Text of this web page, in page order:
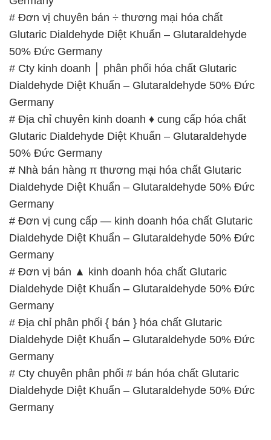
Germany
# Địa chỉ phân phối { bán } hóa chất Glutaric
Dialdehyde Diệt Khuẩn – Glutaraldehyde 50% Đức
# Cty chuyên phân phối # bán hóa chất Glutaric
Dialdehyde Diệt Khuẩn – Glutaraldehyde 50% Đức
Germany
📞PHÒNG KINH DOANH – CÔNG TY HÓA CHẤT
ĐẮC TRƯỜNG PHÁT🌐
🌐 Website: https://hoachatviet.net/
📞 Hotline:
– 0933.920.505 – 028.3504.5555
– 028.3756.1835 – 028.3756.1840 –
028.3756.1841- 028.3756.1842
– 0932.660.696 – 0901.326.566 – 0906.387.866 –
0902.765.866
📧 Email: hoachat@dactruongphat.vn
GIỜ LÀM VIỆC TẠI CÔNG TY HÓA CHẤT ĐẮC
TRƯỜNG PHÁT
Thời gian làm việctại Hóa Chất Đắc Trường Phát
được tổ chức như sau: